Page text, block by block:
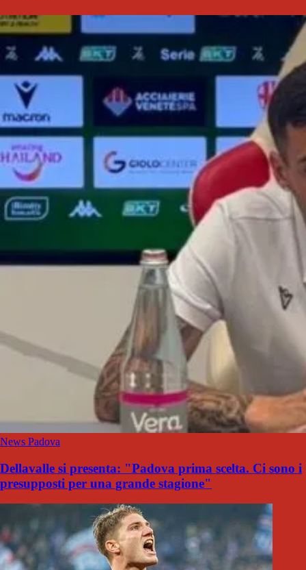
News Padova
Dellavalle si presenta: "Padova prima scelta. Ci sono i
presupposti per una grande stagione"